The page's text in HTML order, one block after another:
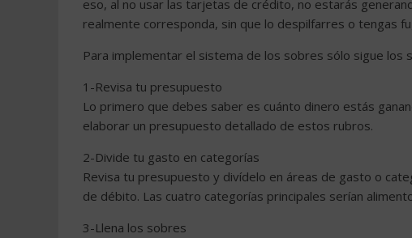
eso, al no usar las tarjetas de crédito, no estarás
realmente corresponda, sin que lo despilfarres o tengas
Para implementar el sistema de los sobres sólo sigue los
1-Revisa tu presupuesto
Lo primero que debes saber es cuánto dinero estás
elaborar un presupuesto detallado de estos rubros.
2-Divide tu gasto en categorías
Revisa tu presupuesto y divídelo en áreas de gasto o
de débito. Las cuatro categorías principales serían
3-Llena los sobres